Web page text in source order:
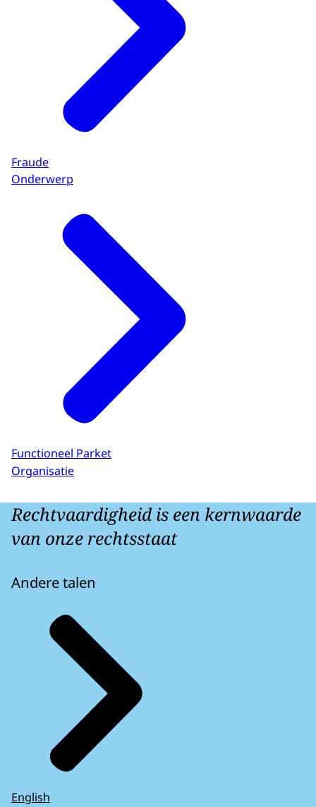
Fraude
Onderwerp
Functioneel Parket
Organisatie
Rechtvaardigheid is een kernwaarde
van onze rechtsstaat
Andere talen
English